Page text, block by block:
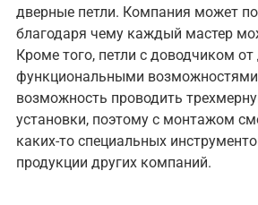
дверные петли. Компания может
благодаря чему каждый мастер
Кроме того, петли с доводчиком
функциональными
возможность проводить
установки, поэтому с монтажом
каких-то специальных
продукции других компаний.